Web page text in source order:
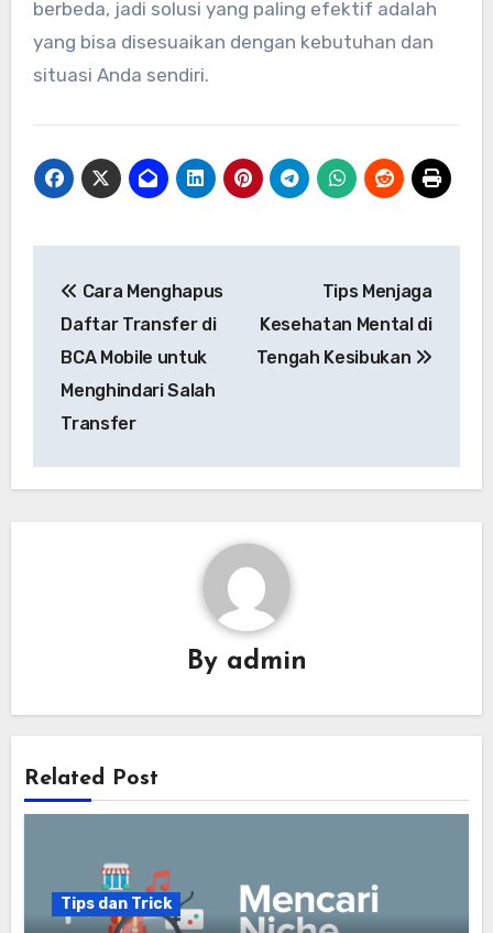
berbeda, jadi solusi yang paling efektif adalah
yang bisa disesuaikan dengan kebutuhan dan
situasi Anda sendiri.
pos
Cara Menghapus
Daftar Transfer di
BCA Mobile untuk
Menghindari Salah
Transfer
Tips Menjaga
Kesehatan Mental di
Tengah Kesibukan
By admin
Related Post
Tips dan Trick